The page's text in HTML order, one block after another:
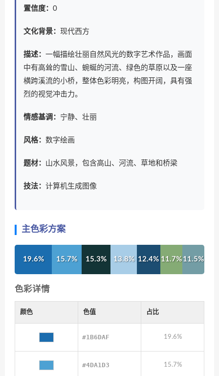
置信度： 0
文化背景： 现代西方
描述： 一幅描绘壮丽自然风光的数字艺术作品，画面
中有高耸的雪山、蜿蜒的河流、绿色的草原以及一座
横跨溪流的小桥，整体色彩明亮，构图开阔，具有强
烈的视觉冲击力。
情感基调： 宁静、壮丽
风格： 数字绘画
题材： 山水风景，包含高山、河流、草地和桥梁
技法： 计算机生成图像
主色彩方案
19.6% 15.7% 15.3% 13.8% 12.4% 11.7%11.5%
色彩详情
颜色 色值 占比
#1B6DAF 19.6%
#4DA1D3 15.7%